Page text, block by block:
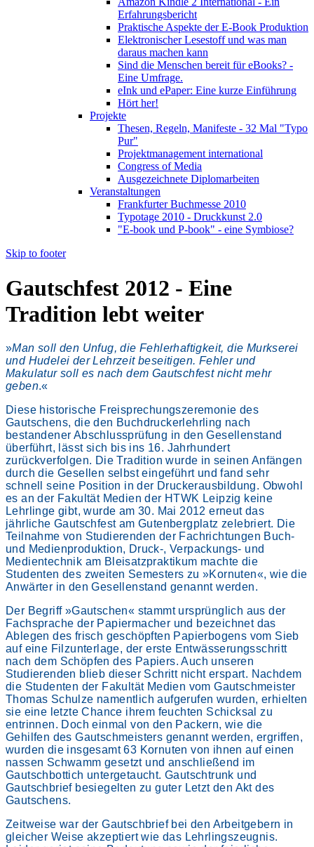
Erfahrungsbericht
Praktische Aspekte der E-Book Produktion
Elektronischer Lesestoff und was man
daraus machen kann
Sind die Menschen bereit für eBooks? -
Eine Umfrage.
eInk und ePaper: Eine kurze Einführung
Hört her!
Projekte
Thesen, Regeln, Manifeste - 32 Mal "Typo
Pur"
Projektmanagement international
Congress of Media
Ausgezeichnete Diplomarbeiten
Veranstaltungen
Frankfurter Buchmesse 2010
Typotage 2010 - Druckkunst 2.0
"E-book und P-book" - eine Symbiose?
Skip to footer
Gautschfest 2012 - Eine
Tradition lebt weiter
»Man soll den Unfug, die Fehlerhaftigkeit, die Murkserei
und Hudelei der Lehrzeit beseitigen. Fehler und
Makulatur soll es nach dem Gautschfest nicht mehr
geben.«
Diese historische Freisprechungszeremonie des
Gautschens, die den Buchdruckerlehrling nach
bestandener Abschlussprüfung in den Gesellenstand
überführt, lässt sich bis ins 16. Jahrhundert
zurückverfolgen. Die Tradition wurde in seinen Anfängen
durch die Gesellen selbst eingeführt und fand sehr
schnell seine Position in der Druckerausbildung. Obwohl
es an der Fakultät Medien der HTWK Leipzig keine
Lehrlinge gibt, wurde am 30. Mai 2012 erneut das
jährliche Gautschfest am Gutenbergplatz zelebriert. Die
Teilnahme von Studierenden der Fachrichtungen Buch-
und Medienproduktion, Druck-, Verpackungs- und
Medientechnik am Bleisatzpraktikum machte die
Studenten des zweiten Semesters zu »Kornuten«, wie die
Anwärter in den Gesellenstand genannt werden.
Der Begriff »Gautschen« stammt ursprünglich aus der
Fachsprache der Papiermacher und bezeichnet das
Ablegen des frisch geschöpften Papierbogens vom Sieb
auf eine Filzunterlage, der erste Entwässerungsschritt
nach dem Schöpfen des Papiers. Auch unseren
Studierenden blieb dieser Schritt nicht erspart. Nachdem
die Studenten der Fakultät Medien vom Gautschmeister
Thomas Schulze namentlich aufgerufen wurden, erhielten
sie eine letzte Chance ihrem feuchten Schicksal zu
entrinnen. Doch einmal von den Packern, wie die
Gehilfen des Gautschmeisters genannt werden, ergriffen,
wurden die insgesamt 63 Kornuten von ihnen auf einen
nassen Schwamm gesetzt und anschließend im
Gautschbottich untergetaucht. Gautschtrunk und
Gautschbrief besiegelten zu guter Letzt den Akt des
Gautschens.
Zeitweise war der Gautschbrief bei den Arbeitgebern in
gleicher Weise akzeptiert wie das Lehrlingszeugnis.